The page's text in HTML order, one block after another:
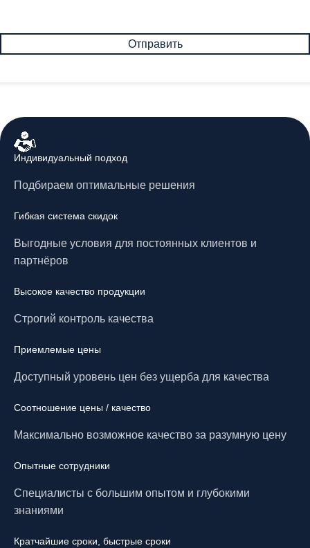
Индивидуальный подход
Подбираем оптимальные решения
Гибкая система скидок
Выгодные условия для постоянных клиентов и
партнёров
Высокое качество продукции
Строгий контроль качества
Приемлемые цены
Доступный уровень цен без ущерба для качества
Соотношение цены / качество
Максимально возможное качество за разумную цену
Опытные сотрудники
Специалисты с большим опытом и глубокими
знаниями
Кратчайшие сроки, быстрые сроки